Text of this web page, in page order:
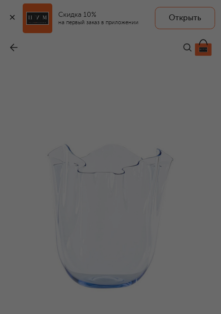
Скидка 10%
на первый заказ в приложении
Открыть
99 500 ₽